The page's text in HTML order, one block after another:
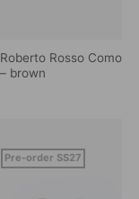
Roberto Rosso Como
– brown
Pre-order SS27